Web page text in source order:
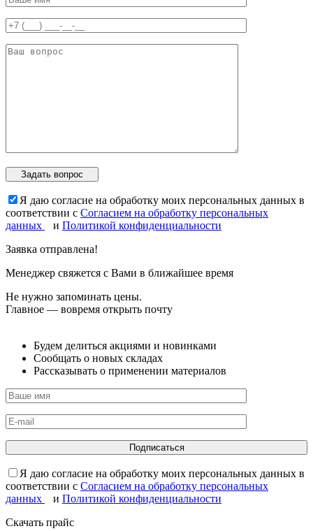
Я даю согласие на обработку моих персональных данных в
соответствии с Согласием на обработку персональных
данных
и Политикой конфиденциальности
Заявка отправлена!
Менеджер свяжется с Вами в ближайшее время
Не нужно запоминать цены.
Главное — вовремя открыть почту
Будем делиться акциями и новинками
Сообщать о новых складах
Рассказывать о применении материалов
Я даю согласие на обработку моих персональных данных в
соответствии с Согласием на обработку персональных
данных
и Политикой конфиденциальности
Скачать прайс